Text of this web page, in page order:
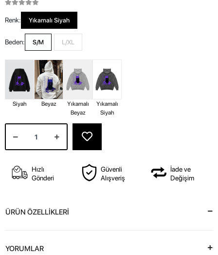
Renk: Yıkamalı Siyah
Beden: S/M L/XL
Siyah Beyaz
Yıkamalı
Beyaz
Yıkamalı
Siyah
Hızlı
Gönderi
Güvenli
Alışveriş
İade ve
Değişim
ÜRÜN ÖZELLİKLERİ
YORUMLAR